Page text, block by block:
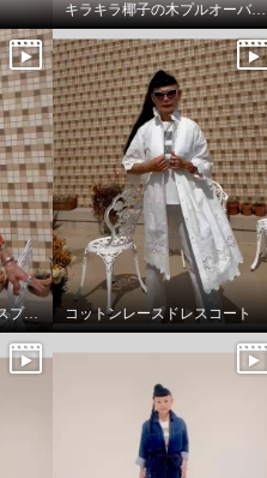
キラキラ椰子の木プルオーバーでワクワクスタイリング
テラコッタチュールレースプルオーバー。 コットンレースドレスコート